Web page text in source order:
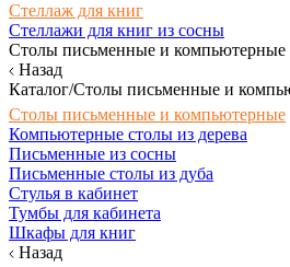
Стеллаж для книг
Стеллажи для книг из сосны
Столы письменные и компьютерные
Назад
Каталог/Столы письменные и
Столы письменные и компьютерные
Компьютерные столы из дерева
Письменные из сосны
Письменные столы из дуба
Стулья в кабинет
Тумбы для кабинета
Шкафы для книг
Назад